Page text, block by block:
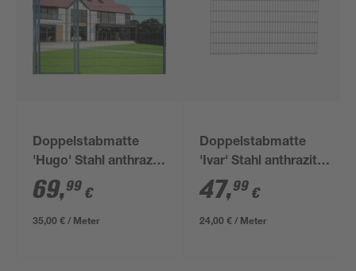
Doppelstabmatte
'Hugo' Stahl anthrazit
200 x 180 cm
69,99 €
35,00 € / Meter
Doppelstabmatte
'Ivar' Stahl anthrazit
200 x 123 cm
47,99 €
24,00 € / Meter